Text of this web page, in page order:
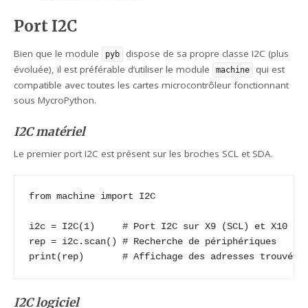
Port I2C
Bien que le module pyb
dispose de sa propre classe I2C (plus
évoluée), il est préférable d’utiliser le module
machine
qui est
compatible avec toutes les cartes microcontrôleur fonctionnant
sous MycroPython.
I2C matériel
Le premier port I2C est présent sur les broches SCL et SDA.
from machine import I2C
i2c = I2C(1)     # Port I2C sur X9 (SCL) et X10
rep = i2c.scan() # Recherche de périphériques
print(rep)       # Affichage des adresses trouvées
I2C logiciel